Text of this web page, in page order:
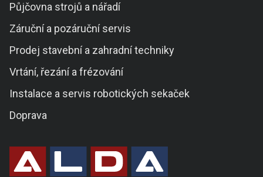
Půjčovna strojů a nářadí
Záruční a pozáruční servis
Prodej stavební a zahradní techniky
Vrtání, řezání a frézování
Instalace a servis robotických sekaček
Doprava